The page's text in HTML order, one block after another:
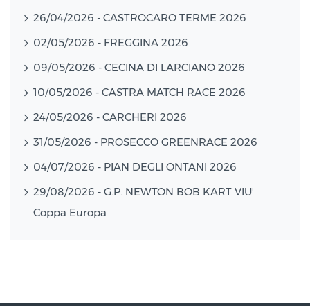
26/04/2026 - CASTROCARO TERME 2026
02/05/2026 - FREGGINA 2026
09/05/2026 - CECINA DI LARCIANO 2026
10/05/2026 - CASTRA MATCH RACE 2026
24/05/2026 - CARCHERI 2026
31/05/2026 - PROSECCO GREENRACE 2026
04/07/2026 - PIAN DEGLI ONTANI 2026
29/08/2026 - G.P. NEWTON BOB KART VIU'
Coppa Europa